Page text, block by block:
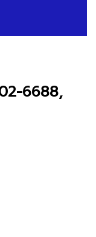
6688,